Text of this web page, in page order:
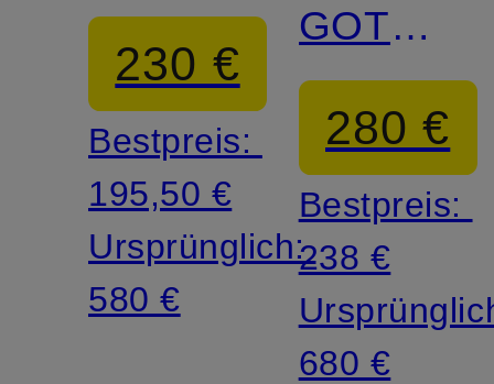
230 €
Bestpreis:
195,50 €
Ursprünglich:
580 €
GOTHIC
Regular
Fit280 €
Bestpreis:
238 €
680 €